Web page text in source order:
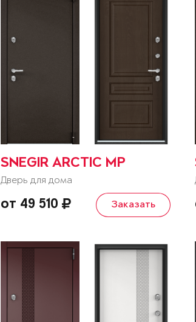
SNEGIR ARCTIC MP
Дверь для дома
от 49 510 Заказать